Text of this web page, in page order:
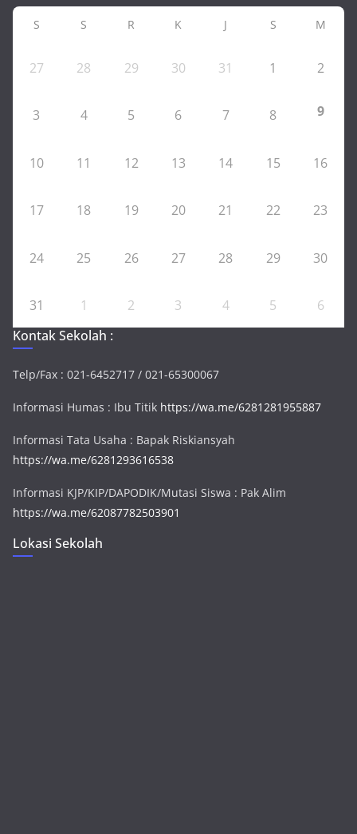
S S R K J S M
27 28 29 30 31 1 2
3 4 5 6 7 8 9
10 11 12 13 14 15 16
17 18 19 20 21 22 23
24 25 26 27 28 29 30
31 1 2 3 4 5
6
Kontak Sekolah :
Telp/Fax : 021-6452717 / 021-65300067
Informasi Humas : Ibu Titik https://wa.me/6281281955887
Informasi Tata Usaha : Bapak Riskiansyah
https://wa.me/6281293616538
Informasi KJP/KIP/DAPODIK/Mutasi Siswa : Pak Alim
https://wa.me/62087782503901
Lokasi Sekolah